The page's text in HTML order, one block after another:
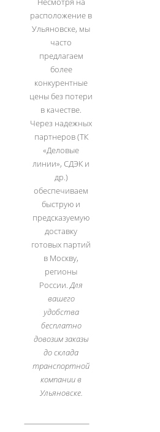
расположение в
Ульяновске, мы
часто
предлагаем
более
конкурентные
цены без потери
в качестве.
Через надежных
партнеров (ТК
«Деловые
линии», СДЭК и
др.)
обеспечиваем
быструю и
предсказуемую
доставку
готовых партий
в Москву,
регионы
России. Для
вашего
удобства
бесплатно
довозим заказы
до склада
транспортной
компании в
Ульяновске.